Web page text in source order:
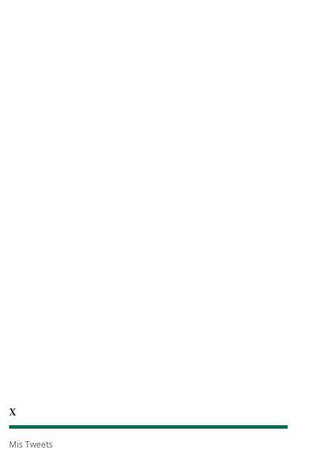
X
Mis Tweets